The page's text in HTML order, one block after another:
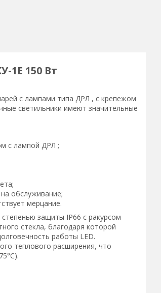
1Е 150 Вт
с лампами типа ДРЛ , с крепежом
светильники имеют значительные
с лампой ДРЛ ;
обслуживание;
мерцание.
защиты IP66 с ракурсом
стекла, благодаря которой
работы LED.
теплового расширения, что